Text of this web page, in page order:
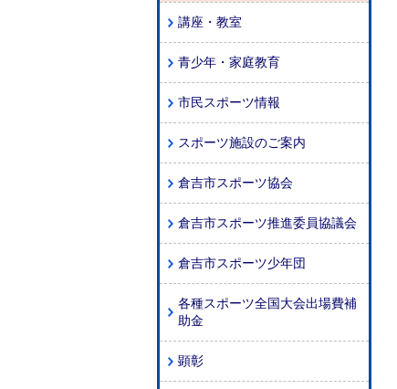
講座・教室
青少年・家庭教育
市民スポーツ情報
スポーツ施設のご案内
倉吉市スポーツ協会
倉吉市スポーツ推進委員協議会
倉吉市スポーツ少年団
各種スポーツ全国大会出場費補
助金
顕彰